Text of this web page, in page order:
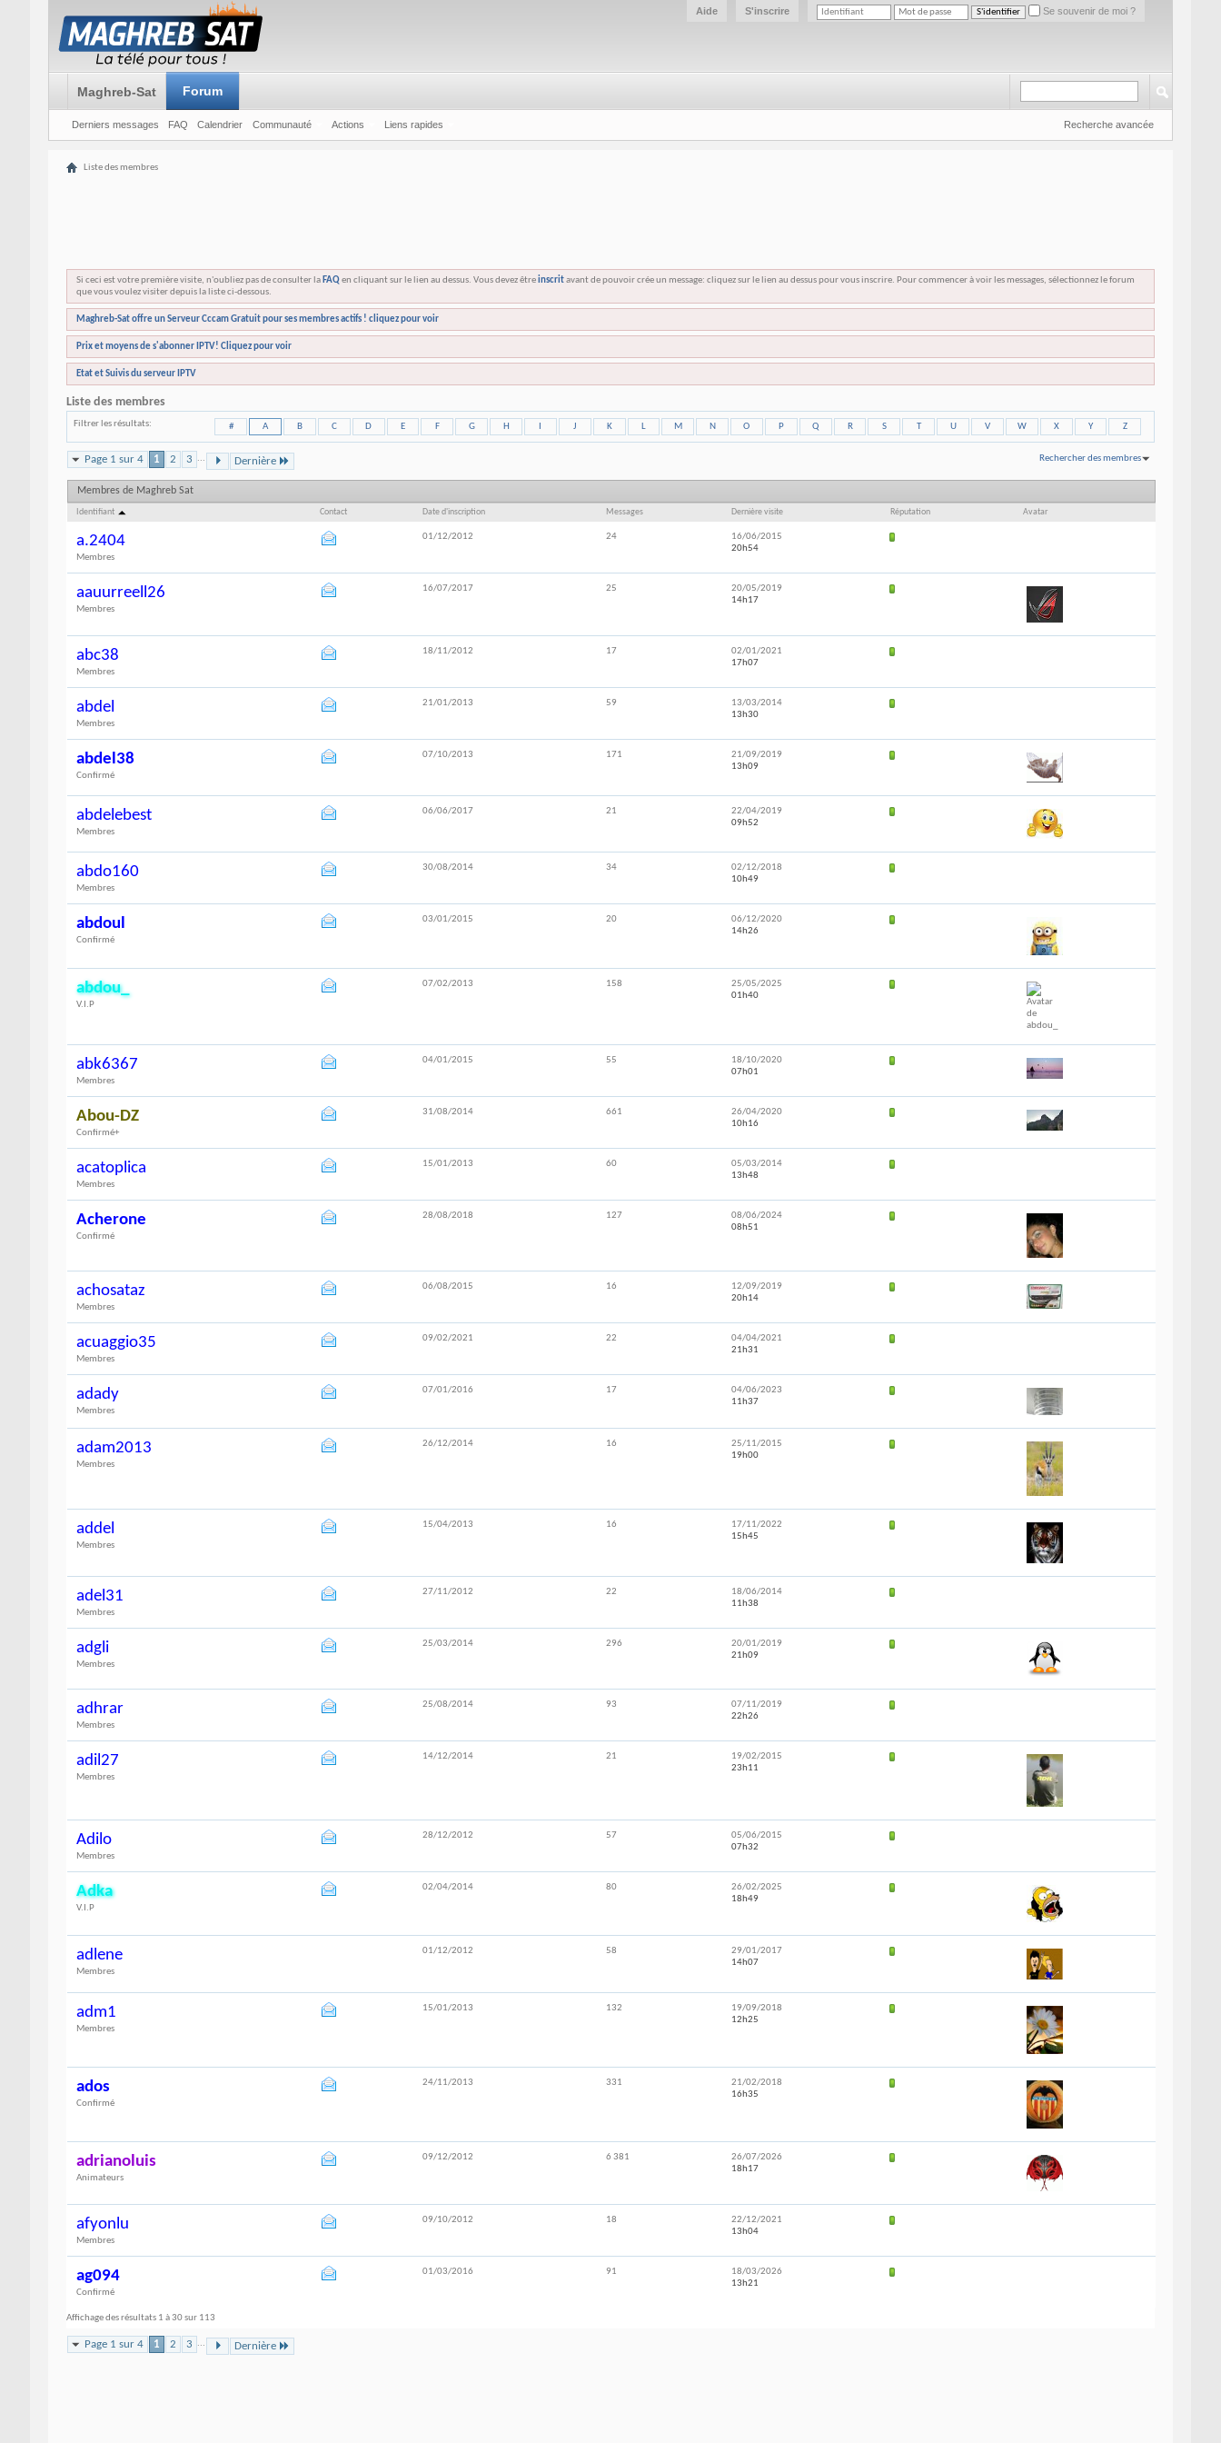
Se souvenir de moi ?
S'inscrire
Aide
Maghreb-Sat Forum
Derniers messages FAQ Calendrier Communauté Actions Liens rapides Recherche avancée
Liste des membres
Si ceci est votre première visite, n'oubliez pas de consulter la FAQen cliquant sur le lien au dessus. Vous devez êtreinscritavant de pouvoir crée un message: cliquez sur le lien au dessus pour vous inscrire. Pour commencer à voir les messages, sélectionnez le forum
que vous voulez visiter depuis la liste ci-dessous.
Maghreb-Sat offre un Serveur Cccam Gratuit pour ses membres actifs ! cliquez pour voir
Prix et moyens de s'abonner IPTV! Cliquez pour voir
Etat et Suivis du serveur IPTV
Liste des membres
Filtrer les résultats # A B C D E F G H J K L M N O P Q R S T U V W X Y Z
Page 1 sur 4 1 2 3 ... Dernière Rechercher des membres
Membres de Maghreb Sat
Identifiant Contact Date d'inscription Messages Dernière visite Réputation Avatar
a.2404
Membres
01/12/2012 24
16/06/2015
20h54
aauurreell26
Membres
16/07/2017 25
20/05/2019
14h17
abc38
Membres
18/11/2012 17
02/01/2021
17h07
abdel
Membres
21/01/2013 59
13/03/2014
13h30
abdel38
Confirmé
07/10/2013 171
21/09/2019
13h09
abdelebest
Membres
06/06/2017 21
22/04/2019
09h52
abdo160
Membres
30/08/2014 34
02/12/2018
10h49
abdoul
Confirmé
03/01/2015 20
06/12/2020
14h26
abdou_
V.I.P
07/02/2013 158
25/05/2025
01h40
abk6367
Membres
04/01/2015 55
18/10/2020
07h01
Abou-DZ
Confirmé+
31/08/2014 661
26/04/2020
10h16
acatoplica
Membres
15/01/2013 60
05/03/2014
13h48
Acherone
Confirmé
28/08/2018 127
08/06/2024
08h51
achosataz
Membres
06/08/2015 16
12/09/2019
20h14
acuaggio35
Membres
09/02/2021 22
04/04/2021
21h31
adady
Membres
07/01/2016 17
04/06/2023
11h37
adam2013
Membres
26/12/2014 16
25/11/2015
19h00
addel
Membres
15/04/2013 16
17/11/2022
15h45
adel31
Membres
27/11/2012 22
18/06/2014
11h38
adgli
Membres
25/03/2014 296
20/01/2019
21h09
adhrar
Membres
25/08/2014 93
07/11/2019
22h26
adil27
Membres
14/12/2014 21
19/02/2015
23h11
Adilo
Membres
28/12/2012 57
05/06/2015
07h32
Adka
V.I.P
02/04/2014 80
26/02/2025
18h49
adlene
Membres
01/12/2012 58
29/01/2017
14h07
adm1
Membres
15/01/2013 132
19/09/2018
12h25
ados
Confirmé
24/11/2013 331
21/02/2018
16h35
adrianoluis
Animateurs
09/12/2012 6 381
26/07/2026
18h17
afyonlu
Membres
09/10/2012 18
22/12/2021
13h04
ag094
Confirmé
01/03/2016 91
18/03/2026
13h21
Affichage des résultats 1 à 30 sur 113
Page 1 sur 4 1 2 3 ... Dernière